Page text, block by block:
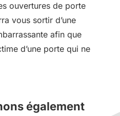
ouvertures de porte
vous sortir d’une
afin que
d’une porte qui ne
également